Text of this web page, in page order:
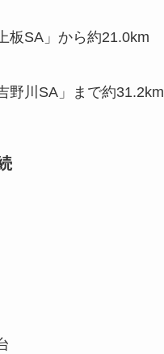
板SA」から約21.0km
野川SA」まで約31.2km